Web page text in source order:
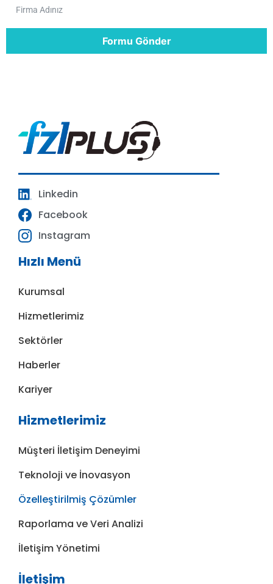
Formu Gönder
Linkedin
Facebook
Instagram
Hızlı Menü
Kurumsal
Hizmetlerimiz
Sektörler
Haberler
Kariyer
Hizmetlerimiz
Müşteri İletişim Deneyimi
Teknoloji ve İnovasyon
Özelleştirilmiş Çözümler
Raporlama ve Veri Analizi
İletişim Yönetimi
İletişim